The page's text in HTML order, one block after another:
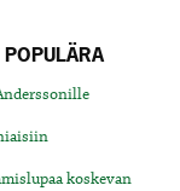
koskevan